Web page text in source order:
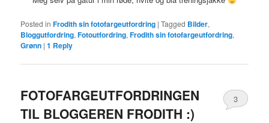
Posted in Frodith sin fotofargeutfordring |Tagged Bilder,
Bloggutfordring,Fotoutfordring,Frodith sin fotofargeutfordring,
Grønn |1 Reply
FOTOFARGEUTFORDRINGEN
TIL BLOGGEREN FRODITH :)
3